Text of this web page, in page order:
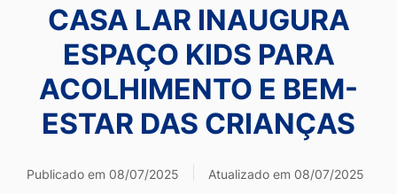
[alt+3]
rodapé
CASA LAR INAUGURA
ESPAÇO KIDS PARA
ACOLHIMENTO E BEM-
ESTAR DAS CRIANÇAS
Publicado em 08/07/2025 Atualizado em 08/07/2025